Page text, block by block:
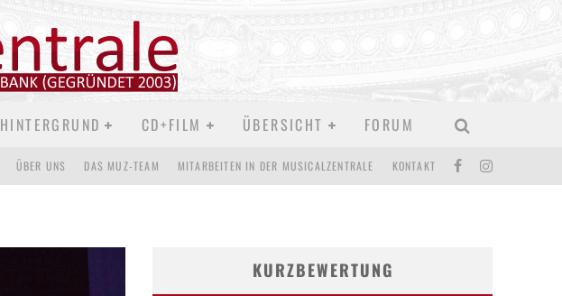
HINTERGRUND CD+FILM ÜBERSICHT FORUM
ÜBER UNS DAS MUZ-TEAM MITARBEITEN IN DER MUSICALZENTRALE KONTAKT
KURZBEWERTUNG